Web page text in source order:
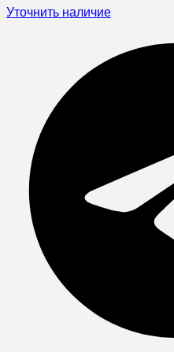
Уточнить наличие